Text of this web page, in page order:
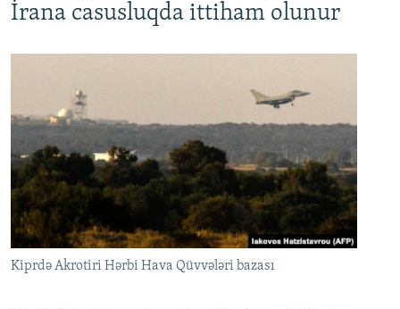
İrana casusluqda ittiham olunur
Kiprdə Akrotiri Hərbi Hava Qüvvələri bazası